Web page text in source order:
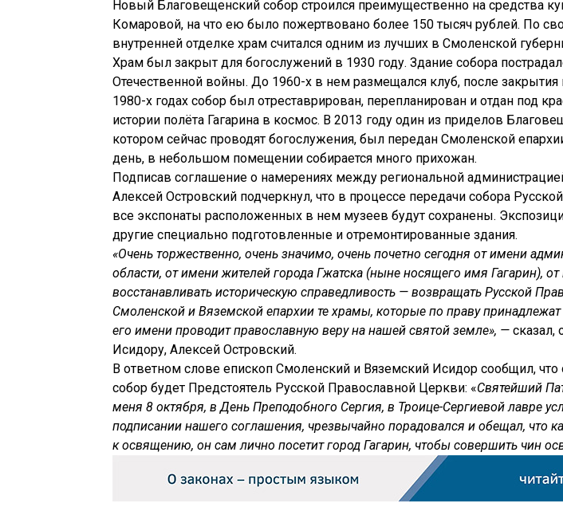
Новый Благовещенский собор строился преимущественно на средства
Комаровой, на что ею было пожертвовано более 150 тысяч рублей. По
внутренней отделке храм считался одним из лучших в Смоленской
Храм был закрыт для богослужений в 1930 году. Здание собора
Отечественной войны. До 1960-х в нем размещался клуб, после закрытия
1980-х годах собор был отреставрирован, перепланирован и отдан под
истории полёта Гагарина в космос. В 2013 году один из приделов
котором сейчас проводят богослужения, был передан Смоленской
день, в небольшом помещении собирается много прихожан.
Подписав соглашение о намерениях между региональной
Алексей Островский подчеркнул, что в процессе передачи собора
все экспонаты расположенных в нем музеев будут сохранены.
другие специально подготовленные и отремонтированные здания.
«Очень торжественно, очень значимо, очень почетно сегодня от имени
области, от имени жителей города Гжатска (ныне носящего имя Гагарин),
восстанавливать историческую справедливость — возвращать Русской
Смоленской и Вяземской епархии те храмы, которые по праву принадлежат
его имени проводит православную веру на нашей святой земле», — сказал,
Исидору, Алексей Островский.
В ответном слове епископ Смоленский и Вяземский Исидор сообщил,
собор будет Предстоятель Русской Православной Церкви: «Святейший
меня 8 октября, в День Преподобного Сергия, в Троице-Сергиевой лавре
подписании нашего соглашения, чрезвычайно порадовался и обещал, что
к освящению, он сам лично посетит город Гагарин, чтобы совершить чин